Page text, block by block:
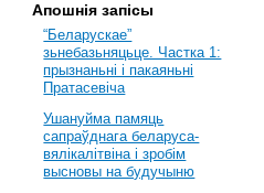
Апошнія запісы
“Беларускае”
зьнебазьняцьце. Частка 1:
прызнаньні і пакаяньні
Пратасевіча
Ушануйма памяць
сапраўднага беларуса-
вялікалітвіна і зробім
высновы на будучыню